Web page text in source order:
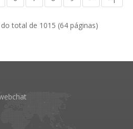
total de 1015 (64 páginas)